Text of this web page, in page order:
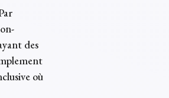
des
où